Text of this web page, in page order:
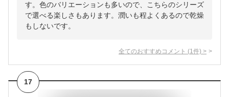
す。色のバリエーションも多いので、こちらのシリーズ
で選べる楽しさもあります。潤いも程よくあるので乾燥
もしないです。
全てのおすすめコメント (1 件) >
17